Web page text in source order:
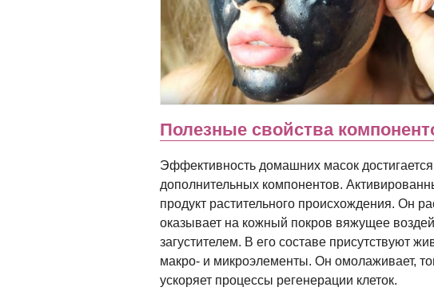
Полезные свойства
Эффективность домашних масок
дополнительных компонентов.
продукт растительного происхождения. Он
оказывает на кожный покров вяжущее
загустителем. В его составе присутствуют
макро- и микроэлементы. Он омолаживает,
ускоряет процессы регенерации клеток.